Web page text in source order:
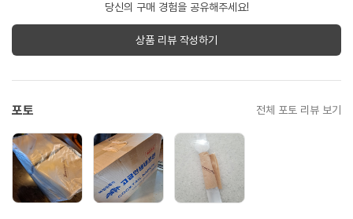
당신의 구매 경험을 공유해주세요!
상품 리뷰 작성하기
포토 전체 포토 리뷰 보기